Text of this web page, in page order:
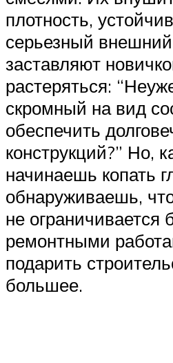
плотность,
серьезный
заставляют
растеряться:
скромный на вид
обеспечить
конструкций?” Но,
начинаешь копать
обнаруживаешь,
не ограничивается
ремонтными
подарить
большее.